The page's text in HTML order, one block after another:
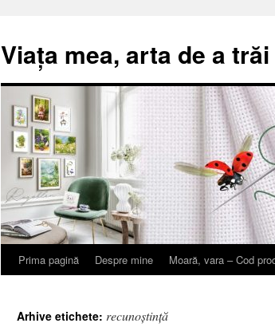
Viața mea, arta de a
Sari
conținut
Prima pagină Despre mine Moară, vara – Cod
Arhive etichete: recunoștință